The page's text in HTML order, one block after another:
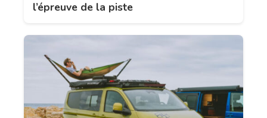
l’épreuve de la piste